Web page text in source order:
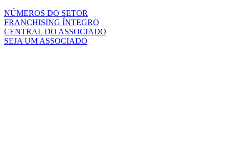
NÚMEROS DO SETOR
FRANCHISING ÍNTEGRO
CENTRAL DO ASSOCIADO
SEJA UM ASSOCIADO